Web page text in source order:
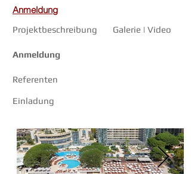
Anmeldung
Projektbeschreibung Galerie | Video
Anmeldung
Einladung
Referenten